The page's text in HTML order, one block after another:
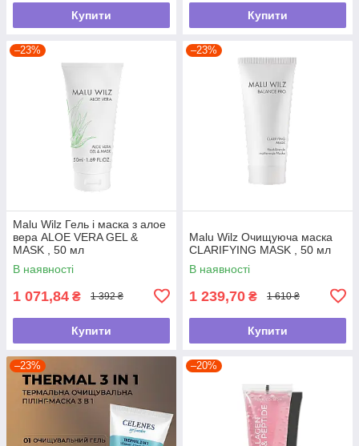
Купити Купити
–23%
Malu Wilz Гель і маска з алое
вера ALOE VERA GEL &
MASK , 50 мл
В наявності
1 071,84 ₴ 1 392 ₴
Купити
–23%
Malu Wilz Очищуюча маска
CLARIFYING MASK , 50 мл
В наявності
1 239,70 ₴ 1 610 ₴
Купити
–23% –20%